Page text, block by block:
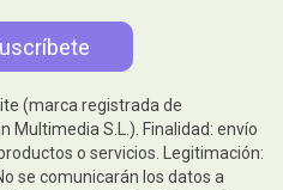
(marca registrada de
Multimedia S.L.). Finalidad: envío
o servicios. Legitimación:
se comunicarán los datos a